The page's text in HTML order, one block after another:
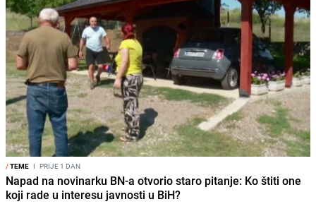
/TEME I PRIJE 1 DAN
Napad na novinarku BN-a otvorio staro pitanje: Ko štiti one
koji rade u interesu javnosti u BiH?